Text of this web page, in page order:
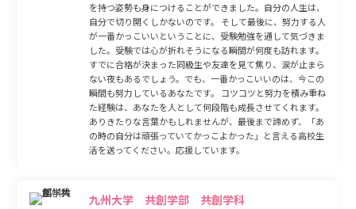
を持つ姿勢も身につけることができました。自分の人生は、
自分で切り開くしかないのです。 そして最後に、努力する人
が一番かっこいいということに、受験勉強を通して気づきま
した。受験では心が折れそうになる瞬間が何度も訪れます。
すでに合格が決まった同級生や友達を見て焦り、涙が止まら
ない夜もあるでしょう。でも、一番かっこいいのは、今この
瞬間も努力しているあなたです。 コツコツと努力を積み重ね
た経験は、あなたを人として何段階も成長させてくれます。
ありきたりな言葉かもしれませんが、最後まで諦めず、「あ
の時の自分は頑張っていてかっこよかった」と言える高校生
活を送ってください。応援しています。
九州大学 共創学部 共創学科